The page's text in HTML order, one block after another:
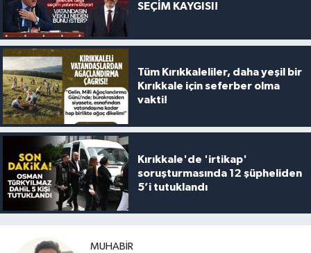
SEÇİM KAYGISI!
Tüm Kırıkkaleliler, daha yeşil bir
Kırıkkale için seferber olma
vakti!
Kırıkkale'de 'irtikap'
soruşturmasında 12 şüpheliden
5’i tutuklandı
MUHABIR